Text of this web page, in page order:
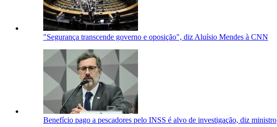
"Segurança transcende governo e oposição", diz Aluísio Mendes à CNN
Benefício pago a pescadores pelo INSS é alvo de investigação, diz ministro